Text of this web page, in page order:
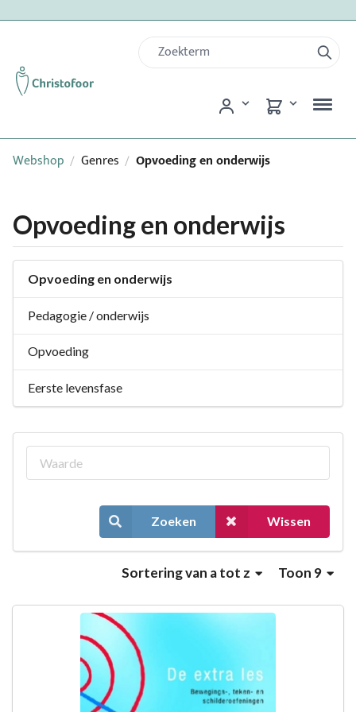
Webshop / Genres / Opvoeding en onderwijs
Opvoeding en onderwijs
Opvoeding en onderwijs
Pedagogie / onderwijs
Opvoeding
Eerste levensfase
Zoeken Wissen
Toon 9
Sorteringvan a tot z